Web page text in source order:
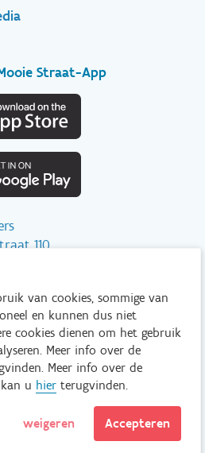
Straat-App
110
niet toegestaan om inhoud van deze
aan te passen en/of onder
zonder voorafgaand en
van Mooimakers.
© Mooimakers.be 2026
van cookies, sommige van
en kunnen dus niet
cookies dienen om het gebruik
Meer info over de
Meer info over de
u hier terugvinden.
weigeren Accepteren